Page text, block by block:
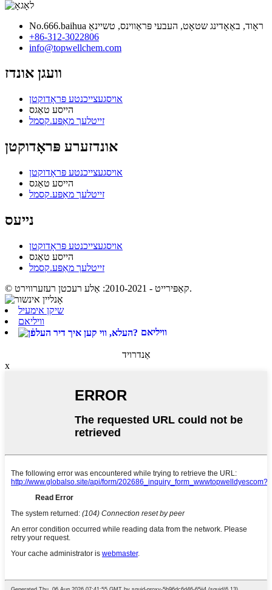
No.666.baihua ראָוד, באַאָדינג שטאָט, העבעי פּראַווינס, טשיינאַ
+86-312-3022806
info@topwellchem.com
וועגן אונדז
אויסגעצייכנטע פּראָדוקטן
הייסע טאַגס
זייטלעך מאַפּע.קסמל
אונדזערע פּראָדוקטן
אויסגעצייכנטע פּראָדוקטן
הייסע טאַגס
זייטלעך מאַפּע.קסמל
נייעס
אויסגעצייכנטע פּראָדוקטן
הייסע טאַגס
זייטלעך מאַפּע.קסמל
© קאַפּירייט - 2010-2021: אַלע רעכטן רעזערווירט.
שיקן אימעיל
וויליאם
וויליאם
אַנדרויד
x